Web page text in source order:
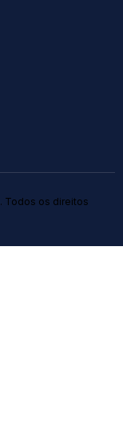
Todos os direitos